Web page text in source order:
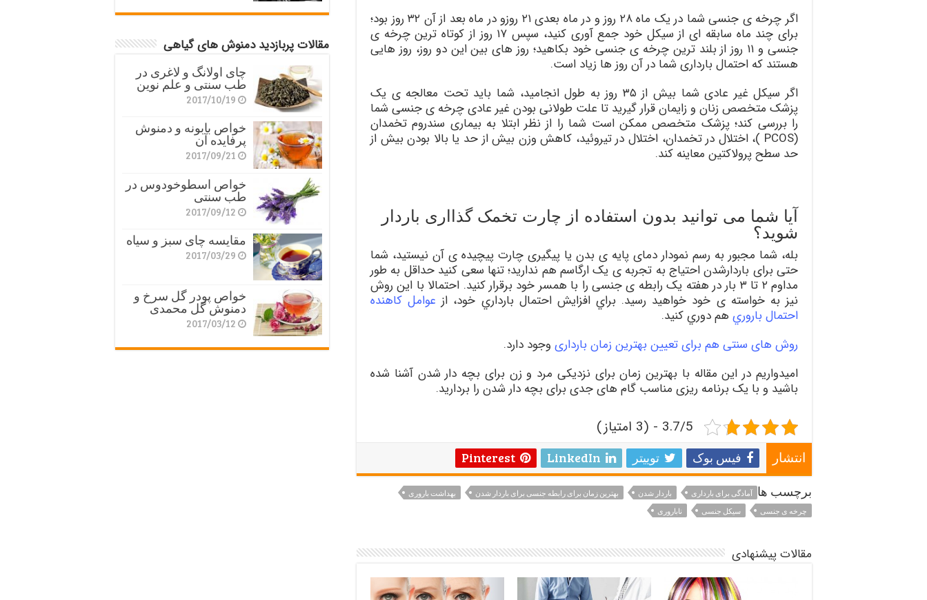
اگر چرخه ی جنسی شما در یک ماه ۲۸ روز و در ماه بعدی ۲۱ روزو در ماه بعد از آن ۳۲ روز بود؛
برای چند ماه سابقه ای از سیکل خود جمع آوری کنید، سپس ۱۷ روز از کوتاه ترین چرخه ی
جنسی و ۱۱ روز از بلند ترین چرخه ی جنسی خود بکاهید؛ روز های بین این دو روز، روز هایی
هستند که احتمال بارداری شما در آن روز ها زیاد است.
اگر سیکل غیر عادی شما بیش از ۳۵ روز به طول انجامید، شما باید تحت معالجه ی یک
پزشک متخصص زنان و زایمان قرار گیرید تا علت طولانی بودن غیر عادی چرخه ی جنسی شما
را بررسی کند؛ پزشک متخصص ممکن است شما را از نظر ابتلا به بیماری سندروم تخمدان
(PCOS )، اختلال در تخمدان، اختلال در تیروئید، کاهش وزن بیش از حد یا بالا بودن بیش از
حد سطح پرولاکتین معاینه کند.
آیا شما می توانید بدون استفاده از چارت تخمک گذااری باردار
شوید؟
بله، شما مجبور به رسم نمودار دمای پایه ی بدن یا پیگیری چارت پیچیده ی آن نیستید، شما
حتی برای باردارشدن احتیاج به تجربه ی یک ارگاسم هم ندارید؛ تنها سعی کنید حداقل به طور
مداوم ۲ تا ۳ بار در هفته یک رابطه ی جنسی را با همسر خود برقرار کنید. احتمالا با این روش
نیز به خواسته ی خود خواهید رسید. براي افزايش احتمال بارداري خود، از عوامل كاهنده
احتمال باروري هم دوري كنيد.
روش های سنتی هم برای تعیین بهترین زمان بارداری وجود دارد.
امیدواریم در این مقاله با بهترین زمان برای نزدیکی مرد و زن برای بچه دار شدن آشنا شده
باشید و با یک برنامه ریزی مناسب گام های جدی برای بچه دار شدن را بردارید.
3.7/5 - (3 امتیاز)
انتشار فیس بوک توییتر LinkedIn
Pinterest
برچسب ها آمادگی برای بارداری باردار شدن بهترین زمان برای رابطه جنسی برای باردار شدن
بهداشت باروری
چرخه ی جنسی
سیکل جنسی ناباروری
مقالات پیشنهادی
مقالات پربازدید دمنوش های گیاهی
چای اولانگ و لاغری در
طب سنتی و علم نوین
2017/10/19
خواص بابونه و دمنوش
پرفایده آن
2017/09/21
خواص اسطوخودوس در
طب سنتی
2017/09/12
مقایسه چای سبز و سیاه
2017/03/29
خواص پودر گل سرخ و
دمنوش گل محمدی
2017/03/12